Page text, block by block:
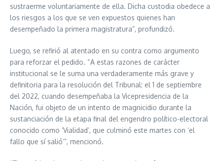
sustraerme voluntariamente de ella. Dicha custodia obedece a
los riesgos a los que se ven expuestos quienes han
desempeñado la primera magistratura”, profundizó.
Luego, se refirió al atentado en su contra como argumento
para reforzar el pedido. “A estas razones de carácter
institucional se le suma una verdaderamente más grave y
definitoria para la resolución del Tribunal: el 1 de septiembre
del 2022, cuando desempeñaba la Vicepresidencia de la
Nación, fui objeto de un intento de magnicidio durante la
sustanciación de la etapa final del engendro político-electoral
conocido como ‘Vialidad’, que culminó este martes con ‘el
fallo que sí salió’”, mencionó.